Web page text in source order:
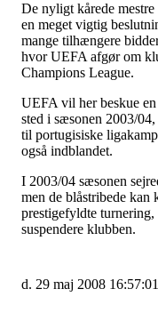
De nyligt kårede
en meget vigtig
mange tilhængere
hvor UEFA afgør om
Champions League.
UEFA vil her beskue
sted i sæsonen 2003/
til portugisiske
også indblandet.
I 2003/04 sæsonen
men de blåstribede kan
prestigefyldte
suspendere klubben.
d. 29 maj 2008 16:57:01